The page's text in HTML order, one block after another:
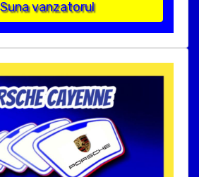
vanzatorul